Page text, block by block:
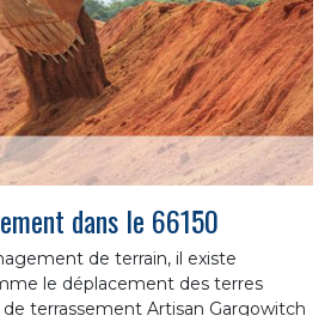
dans le 66150
de terrain, il existe
le déplacement des terres
de terrassement Artisan Gargowitch